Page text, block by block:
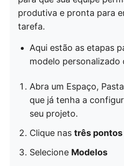
produtiva e pronta para
tarefa.
Aqui estão as etapas
modelo personalizado
Abra um Espaço,
que já tenha a
seu projeto.
Clique nas três pontos
Selecione Modelos